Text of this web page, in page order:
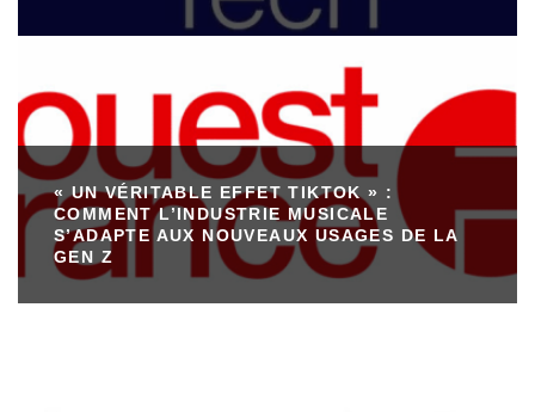
« UN VÉRITABLE EFFET TIKTOK » :
COMMENT L’INDUSTRIE MUSICALE
S’ADAPTE AUX NOUVEAUX USAGES DE LA
GEN Z